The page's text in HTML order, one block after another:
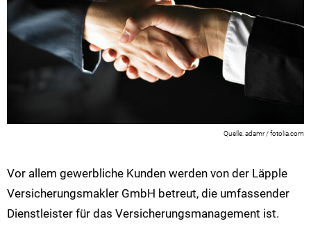
adamr / fotolia.com
Vor allem gewerbliche Kunden werden von der Läpple
Versicherungsmakler GmbH betreut, die umfassender
Dienstleister für das Versicherungsmanagement ist.